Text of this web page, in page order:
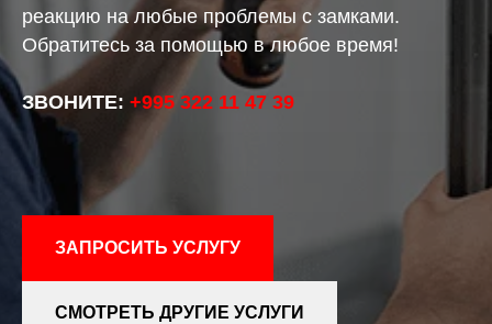
реакцию на любые проблемы с замками.
Обратитесь за помощью в любое время!
ЗВОНИТЕ: +995 322 11 47 39
ЗАПРОСИТЬ УСЛУГУ
СМОТРЕТЬ ДРУГИЕ УСЛУГИ